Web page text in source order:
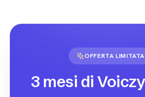
OFFERTA LIMITATA
3 mesi di